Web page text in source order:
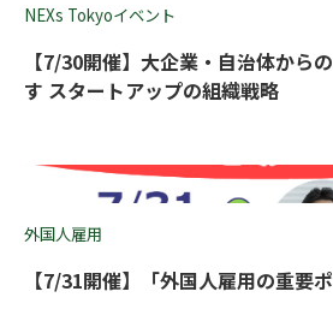
NEXs Tokyoイベント
【7/30開催】大企業・自治体から
す スタートアップの組織戦略
外国人雇用
【7/31開催】「外国人雇用の重要